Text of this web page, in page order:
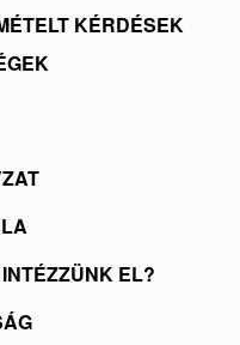
KÉRDÉSEK
EL?